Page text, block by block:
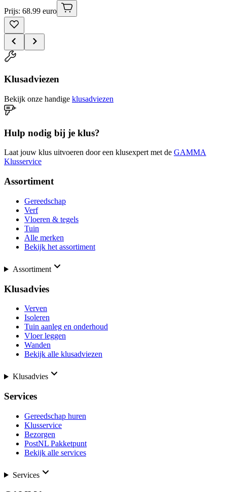
Prijs: 68.99 euro
Klusadviezen
Bekijk onze handige klusadviezen
Hulp nodig bij je klus?
Laat jouw klus uitvoeren door een klusexpert met de GAMMA
Klusservice
Assortiment
Gereedschap
Verf
Vloeren & tegels
Tuin
Alle merken
Bekijk het assortiment
Assortiment
Klusadvies
Verven
Isoleren
Tuin aanleg en onderhoud
Vloer leggen
Wanden
Bekijk alle klusadviezen
Klusadvies
Services
Gereedschap huren
Klusservice
Bezorgen
PostNL Pakketpunt
Bekijk alle services
Services